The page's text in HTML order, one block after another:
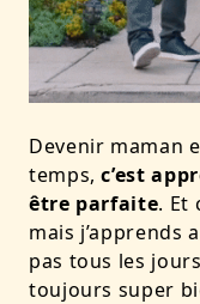
Devenir maman
temps,c’est
être parfaite. Et
mais j’apprends
pas tous les
toujours super